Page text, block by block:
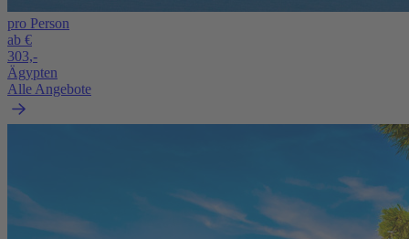
pro Person
ab €
303,-
Ägypten
Alle Angebote